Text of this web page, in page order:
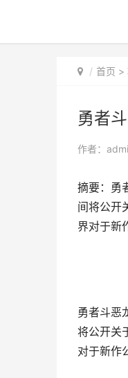
首页 >
勇者
作者：
摘要：勇
间将公开
界对于新
勇者斗恶
将公开关
对于新作